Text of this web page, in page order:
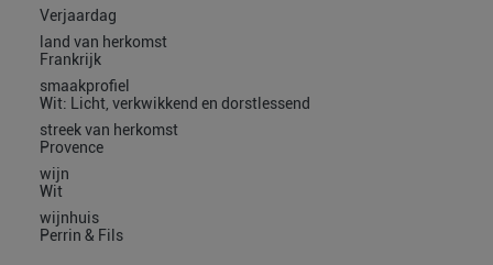
Verjaardag
land van herkomst
Frankrijk
smaakprofiel
Wit: Licht, verkwikkend en dorstlessend
streek van herkomst
Provence
wijn
Wit
wijnhuis
Perrin & Fils